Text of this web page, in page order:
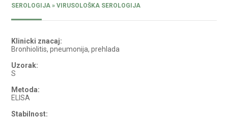
SEROLOGIJA » VIRUSOLOŠKA SEROLOGIJA
Klinicki znacaj:
Bronhiolitis, pneumonija, prehlada
Uzorak:
S
Metoda:
ELISA
Stabilnost: